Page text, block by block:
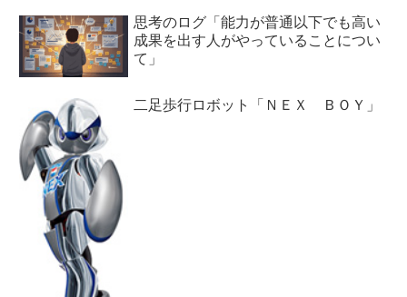
思考のログ「能力が普通以下でも高い
成果を出す人がやっていることについ
て」
二足歩行ロボット「ＮＥＸ ＢＯＹ」